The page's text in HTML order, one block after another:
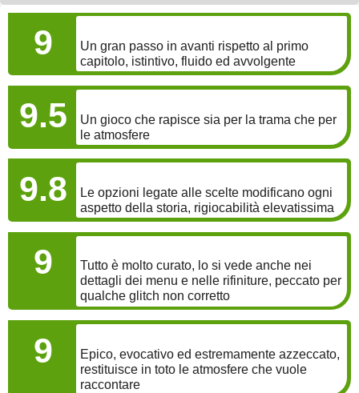
9
Un gran passo in avanti rispetto al primo
capitolo, istintivo, fluido ed avvolgente
9.5
Un gioco che rapisce sia per la trama che per
le atmosfere
9.8
Le opzioni legate alle scelte modificano ogni
aspetto della storia, rigiocabilità elevatissima
9
Tutto è molto curato, lo si vede anche nei
dettagli dei menu e nelle rifiniture, peccato per
qualche glitch non corretto
9
Epico, evocativo ed estremamente azzeccato,
restituisce in toto le atmosfere che vuole
raccontare